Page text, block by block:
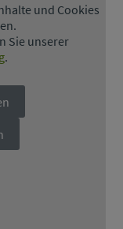
und Cookies
Sie unserer
.